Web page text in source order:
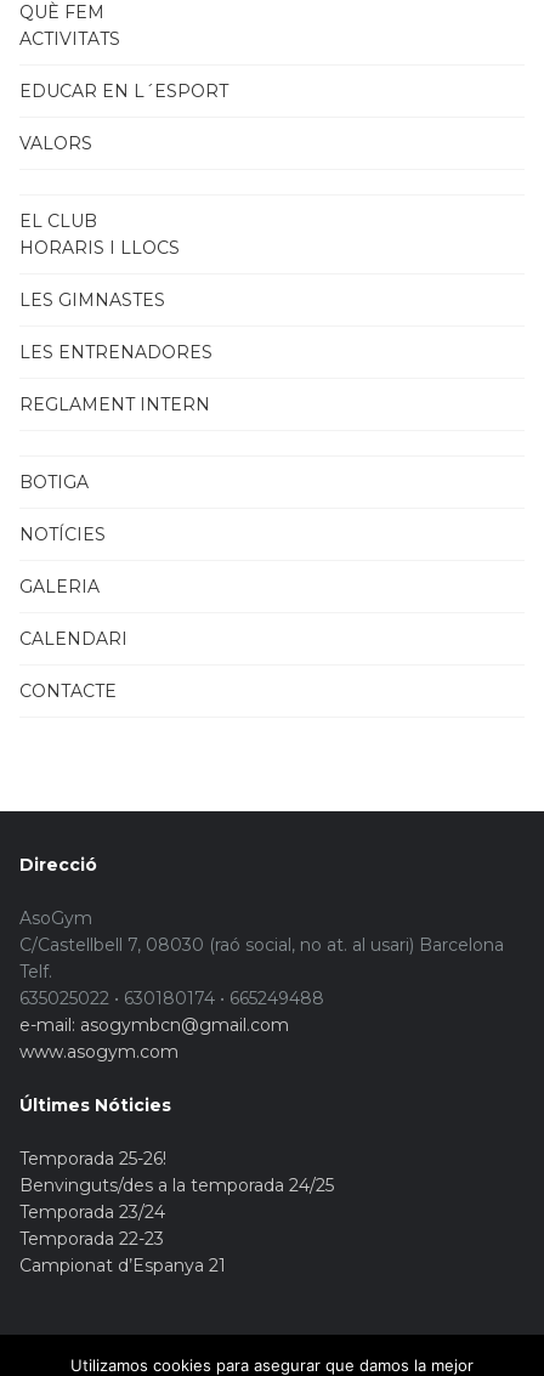
QUÈ FEM
ACTIVITATS
EDUCAR EN L´ESPORT
VALORS
EL CLUB
HORARIS I LLOCS
LES GIMNASTES
LES ENTRENADORES
REGLAMENT INTERN
BOTIGA
NOTÍCIES
GALERIA
CALENDARI
CONTACTE
Direcció
AsoGym
C/Castellbell 7, 08030 (raó social, no at. al usari) Barcelona
Telf.
635025022 • 630180174 • 665249488
e-mail: asogymbcn@gmail.com
www.asogym.com
Últimes Nóticies
Temporada 25-26!
Benvinguts/des a la temporada 24/25
Temporada 23/24
Temporada 22-23
Campionat d’Espanya 21
Utilizamos cookies para asegurar que damos la mejor